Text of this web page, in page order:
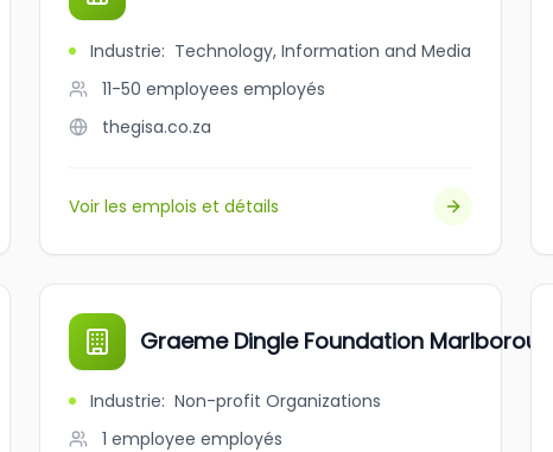
Industrie: Technology, Information and Media
11-50 employees employés
thegisa.co.za
Voir les emplois et détails
Graeme Dingle Foundation Marlborough
Industrie: Non-profit Organizations
1 employee employés